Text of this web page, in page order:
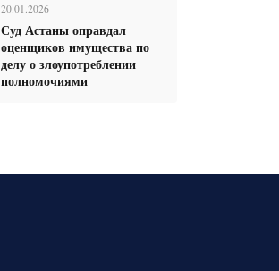
20.01.2026
Суд Астаны оправдал
оценщиков имущества по
делу о злоупотреблении
полномочиями